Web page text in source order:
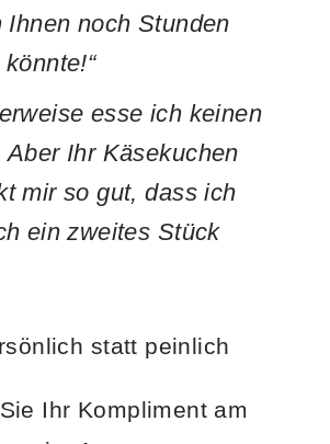
Ihnen noch Stunden
esse ich keinen
Aber Ihr Käsekuchen
mir so gut, dass ich
ein zweites Stück
statt peinlich
Ihr Kompliment am